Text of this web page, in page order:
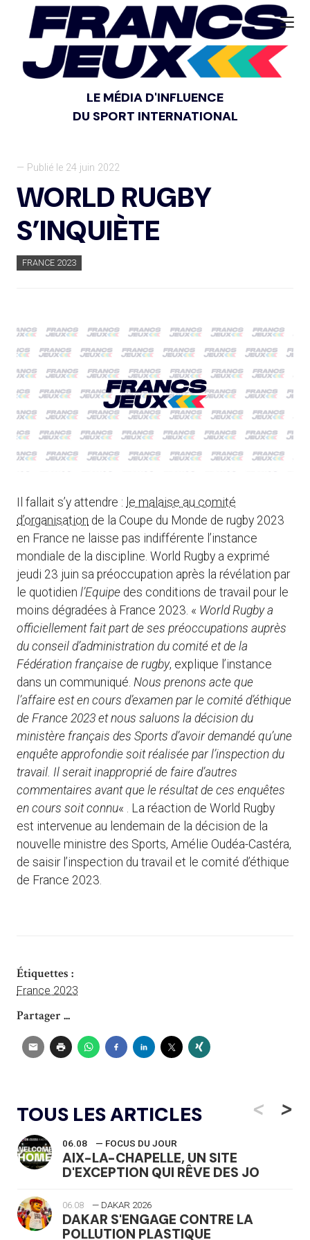
LE MÉDIA D'INFLUENCE
DU SPORT INTERNATIONAL
— Publié le 24 juin 2022
WORLD RUGBY
S’INQUIÈTE
FRANCE 2023
Il fallait s’y attendre : le malaise au comité
d’organisation de la Coupe du Monde de rugby 2023
en France ne laisse pas indifférente l’instance
mondiale de la discipline. World Rugby a exprimé
jeudi 23 juin sa préoccupation après la révélation par
le quotidien l’Equipe des conditions de travail pour le
moins dégradées à France 2023. « World Rugby a
officiellement fait part de ses préoccupations auprès
du conseil d’administration du comité et de la
Fédération française de rugby, explique l’instance
dans un communiqué. Nous prenons acte que
l’affaire est en cours d’examen par le comité d’éthique
de France 2023 et nous saluons la décision du
ministère français des Sports d’avoir demandé qu’une
enquête approfondie soit réalisée par l’inspection du
travail. Il serait inapproprié de faire d’autres
commentaires avant que le résultat de ces enquêtes
en cours soit connu« . La réaction de World Rugby
est intervenue au lendemain de la décision de la
nouvelle ministre des Sports, Amélie Oudéa-Castéra,
de saisir l’inspection du travail et le comité d’éthique
de France 2023.
Étiquettes :
France 2023
Partager ...
TOUS LES ARTICLES <
06.08 — FOCUS DU JOUR
AIX-LA-CHAPELLE, UN SITE
D'EXCEPTION QUI RÊVE DES JO
06.08 — DAKAR 2026
DAKAR S'ENGAGE CONTRE LA
POLLUTION PLASTIQUE
>